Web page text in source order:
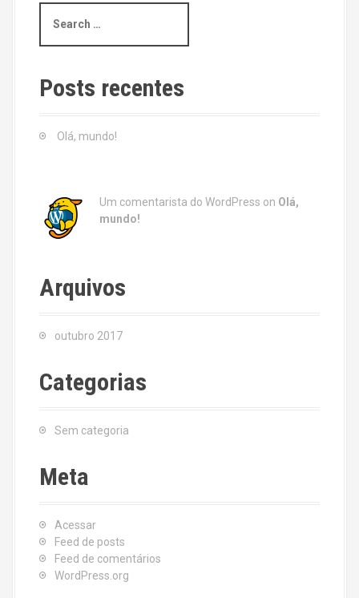
a
c
h
Posts recentes
Olá, mundo!
Um comentarista do WordPress on Olá,
mundo!
Arquivos
outubro 2017
Categorias
Sem categoria
Meta
Acessar
Feed de posts
Feed de comentários
WordPress.org